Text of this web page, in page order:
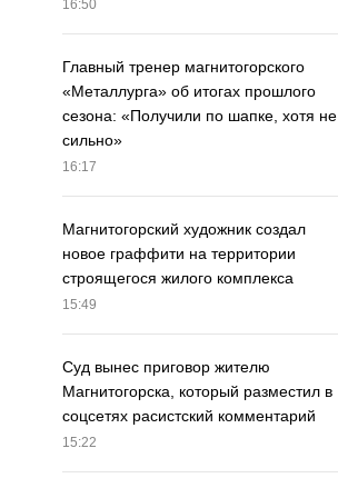
16:50
Главный тренер магнитогорского
«Металлурга» об итогах прошлого
сезона: «Получили по шапке, хотя не
сильно»
16:17
Магнитогорский художник создал
новое граффити на территории
строящегося жилого комплекса
15:49
Суд вынес приговор жителю
Магнитогорска, который разместил в
соцсетях расистский комментарий
15:22